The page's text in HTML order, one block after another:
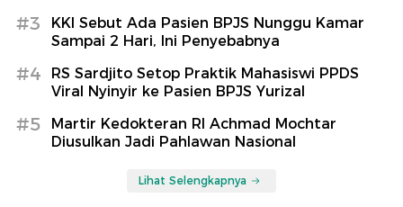
#3
KKI Sebut Ada Pasien BPJS Nunggu Kamar
Sampai 2 Hari, Ini Penyebabnya
#4
RS Sardjito Setop Praktik Mahasiswi PPDS
Viral Nyinyir ke Pasien BPJS Yurizal
#5
Martir Kedokteran RI Achmad Mochtar
Diusulkan Jadi Pahlawan Nasional
Lihat Selengkapnya